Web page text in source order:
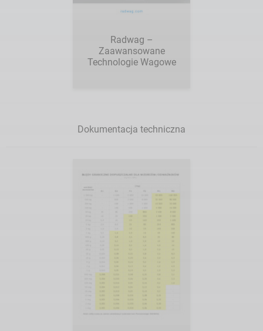
Radwag –
Zaawansowane
Technologie Wagowe
Dokumentacja techniczna